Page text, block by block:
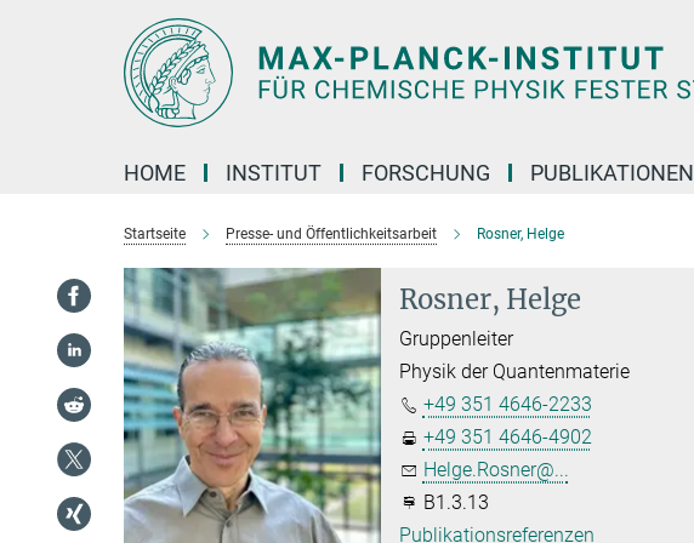
HOME INSTITUT FORSCHUNG PUBLIKATIONEN
Startseite Presse- und Öffentlichkeitsarbeit Rosner, Helge
Rosner, Helge
Gruppenleiter
Physik der Quantenmaterie
+49 351 4646-2233
+49 351 4646-4902
Helge.Rosner@...
B1.3.13
Publikationsreferenzen